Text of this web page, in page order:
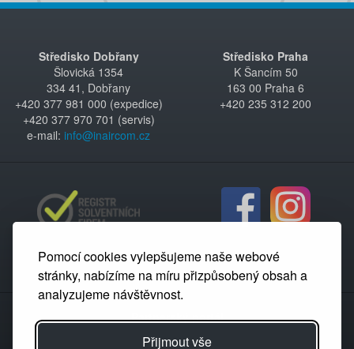
Pomocí cookies vylepšujeme naše webové
stránky, nabízíme na míru přizpůsobený obsah a
analyzujeme návštěvnost.
Přijmout vše
Středisko Dobřany
Šlovická 1354
334 41, Dobřany
+420 377 981 000 (expedice)
+420 377 970 701 (servis)
e-mail: info@inaircom.cz
Středisko Praha
K Šancím 50
163 00 Praha 6
+420 235 312 200
Partnerský portál